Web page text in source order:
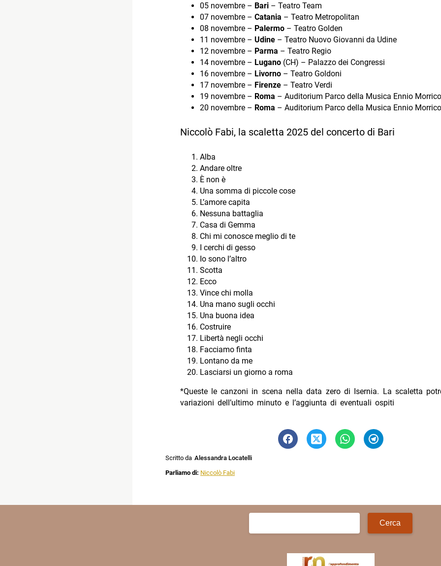
05 novembre – Bari– Teatro Team
07 novembre – Catania – Teatro Metropolitan
08 novembre – Palermo– Teatro Golden
11 novembre – Udine– Teatro Nuovo Giovanni da Udine
12 novembre – Parma – Teatro Regio
14 novembre – Lugano(CH) – Palazzo dei Congressi
16 novembre – Livorno– Teatro Goldoni
17 novembre – Firenze– Teatro Verdi
19 novembre – Roma – Auditorium Parco della Musica Ennio
20 novembre – Roma – Auditorium Parco della Musica Ennio
Niccolò Fabi, la scaletta 2025 del concerto di Bari
Alba
Andare oltre
È non è
Una somma di piccole cose
L’amore capita
Nessuna battaglia
Casa di Gemma
Chi mi conosce meglio di te
I cerchi di gesso
Io sono l’altro
Scotta
Ecco
Vince chi molla
Una mano sugli occhi
Una buona idea
Costruire
Libertà negli occhi
Facciamo finta
Lontano da me
Lasciarsi un giorno a roma
*Queste le canzoni in scena nella data zero di Isernia. La scaletta
variazioni dell’ultimo minuto e l’aggiunta di eventuali ospiti
Scritto da Alessandra Locatelli
Parliamo di: Niccolò Fabi